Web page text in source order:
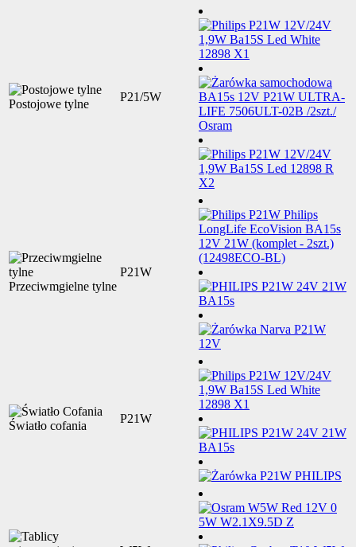
Postojowe tylne
P21/5W
Przeciwmgielne tylne
P21W
Światło cofania
P21W